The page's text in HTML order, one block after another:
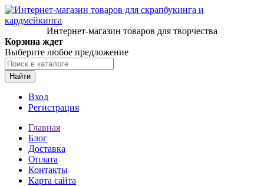
Интернет-магазин товаров для творчества
Корзина ждет
Выберите любое предложение
Найти
Вход
Регистрация
Главная
Блог
Доставка
Оплата
Контакты
Карта сайта